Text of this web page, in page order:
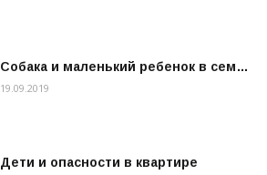
Собака и маленький ребенок в сем…
19.09.2019
Дети и опасности в квартире